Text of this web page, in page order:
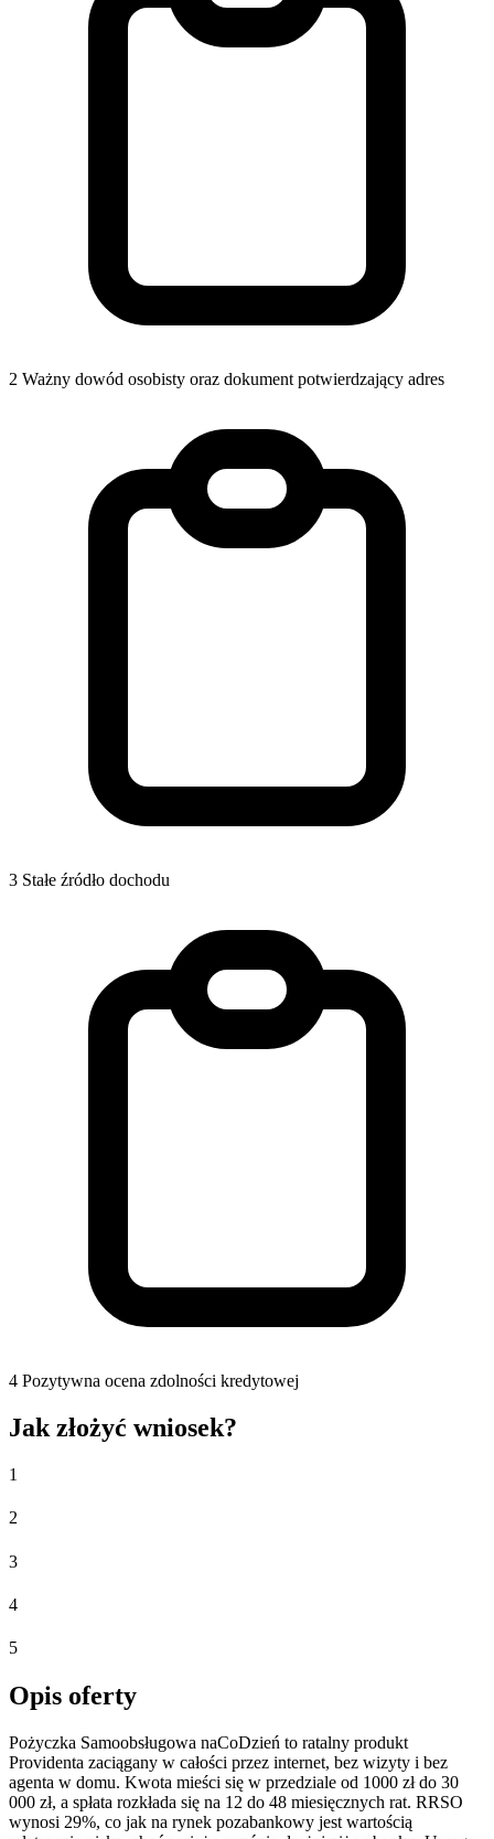
2 Ważny dowód osobisty oraz dokument potwierdzający adres
3 Stałe źródło dochodu
4 Pozytywna ocena zdolności kredytowej
Jak złożyć wniosek?
1
2
3
4
5
Opis oferty
Pożyczka Samoobsługowa naCoDzień to ratalny produkt
Providenta zaciągany w całości przez internet, bez wizyty i bez
agenta w domu. Kwota mieści się w przedziale od 1000 zł do 30
000 zł, a spłata rozkłada się na 12 do 48 miesięcznych rat. RRSO
wynosi 29%, co jak na rynek pozabankowy jest wartością